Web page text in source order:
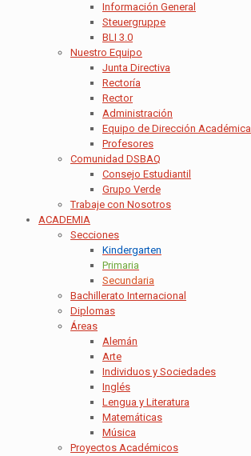
Información General
Steuergruppe
BLI 3.0
Nuestro Equipo
Junta Directiva
Rectoría
Rector
Administración
Equipo de Dirección Académica
Profesores
Comunidad DSBAQ
Consejo Estudiantil
Grupo Verde
Trabaje con Nosotros
ACADEMIA
Secciones
Kindergarten
Primaria
Secundaria
Bachillerato Internacional
Diplomas
Áreas
Alemán
Arte
Individuos y Sociedades
Inglés
Lengua y Literatura
Matemáticas
Música
Proyectos Académicos